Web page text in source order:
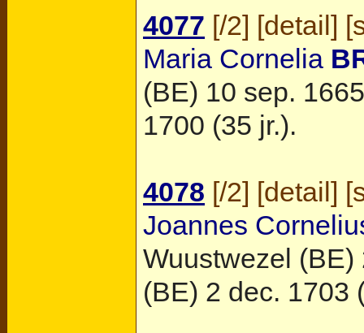
4077 [/2] [detail] [
Maria Cornelia
(BE) 10 sep.
1700 (35 jr.).
4078 [/2] [detail] [
Joannes
Wuustwezel (BE)
(BE) 2 dec. 1703